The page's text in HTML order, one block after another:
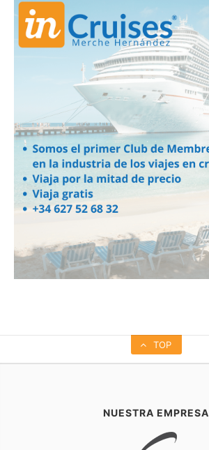
TOP
NUESTRA EMPRESA